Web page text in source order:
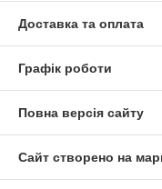
Доставка та оплата
Графік роботи
Повна версія сайту
Сайт створено на